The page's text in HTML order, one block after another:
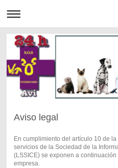
Aviso legal
En cumplimiento del artículo 10 de
servicios de la Sociedad de la
(LSSICE) se exponen a
empresa.